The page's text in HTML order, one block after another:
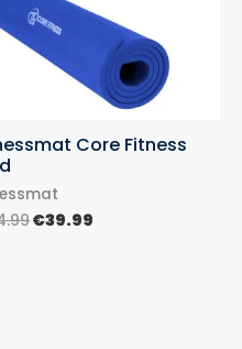
Core Fitness
Oorspronkelijke
€39.99